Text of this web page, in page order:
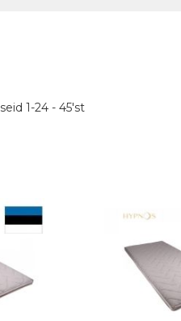
1-24 -45'st